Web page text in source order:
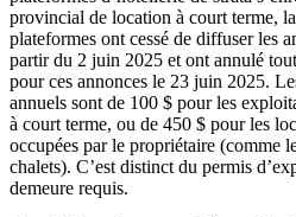
provincial de location à court terme,
plateformes ont cessé de diffuser les
partir du 2 juin 2025 et ont annulé
pour ces annonces le 23 juin 2025.
annuels sont de 100 $ pour les
à court terme, ou de 450 $ pour les
occupées par le propriétaire (comme
chalets). C’est distinct du permis
demeure requis.